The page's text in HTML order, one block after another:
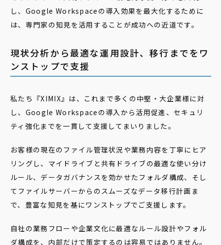
し、Google Workspaceの導入効果を最大化するために
は、専門家の知見を活用することが成功への近道です。
現状分析から最適な運用設計、移行までをワ
ンストップで支援
私たち『XIMIX』は、これまで多くの中堅・大企業様に対
し、Google Workspaceの導入から活用促進、セキュリ
ティ強化までを一貫して支援してまいりました。
お客様の現在のファイル管理状況や業務内容を丁寧にヒア
リングし、マイドライブと共有ドライブの最適な使い分け
ルール、データガバナンスを効かせたフォルダ構成、そし
てファイルサーバーからのスムーズなデータ移行計画ま
で、豊富な知見を基にワンストップでご支援します。
自社の業務フローや企業文化に最適なルール設計やフォル
ダ構成を、内部だけで策定するのは容易ではありません。